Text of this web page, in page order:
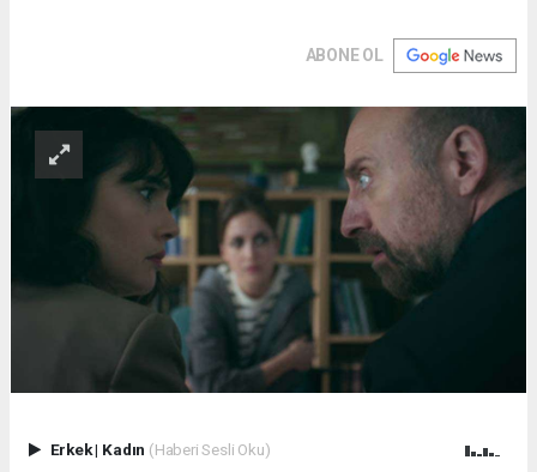
ABONE OL
Erkek| Kadın (Haberi Sesli Oku)